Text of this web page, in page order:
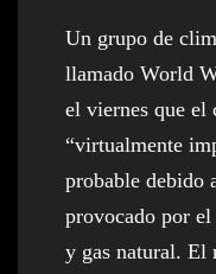
Un grupo de
llamado World
el viernes que el
“virtualmente
probable debido
provocado por
y gas natural. El